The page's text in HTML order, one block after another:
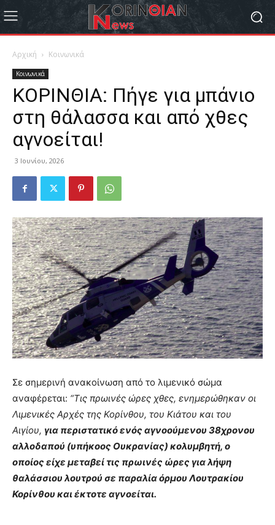
Αρχική Κοινωνικά
Κοινωνικά
ΚΟΡΙΝΘΙΑ: Πήγε για μπάνιο
στη θάλασσα και από χθες
αγνοείται!
3 Ιουνίου, 2026
Σε σημερινή ανακοίνωση από το λιμενικό σώμα
αναφέρεται: “Τις πρωινές ώρες χθες, ενημερώθηκαν οι
Λιμενικές Αρχές της Κορίνθου, του Κιάτου και του
Αιγίου, για περιστατικό ενός αγνοούμενου 38χρονου
αλλοδαπού (υπήκοος Ουκρανίας) κολυμβητή, ο
οποίος είχε μεταβεί τις πρωινές ώρες για λήψη
θαλάσσιου λουτρού σε παραλία όρμου Λουτρακίου
Κορίνθου και έκτοτε αγνοείται.